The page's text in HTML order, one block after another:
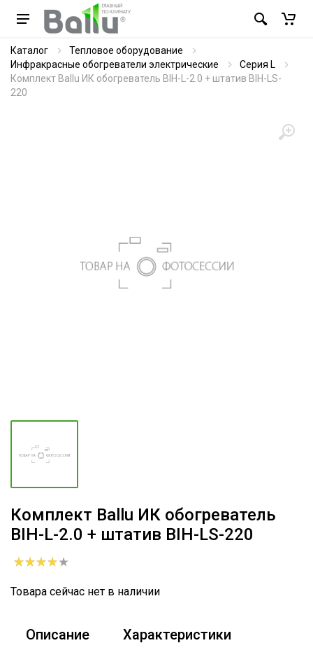
Каталог
Тепловое оборудование
Инфракрасные обогреватели электрические
Серия L
Комплект Ballu ИК обогреватель BIH-L-2.0 + штатив BIH-LS-
220
Комплект Ballu ИК обогреватель
BIH-L-2.0 + штатив BIH-LS-220
Товара сейчас нет в наличии
Описание Характеристики